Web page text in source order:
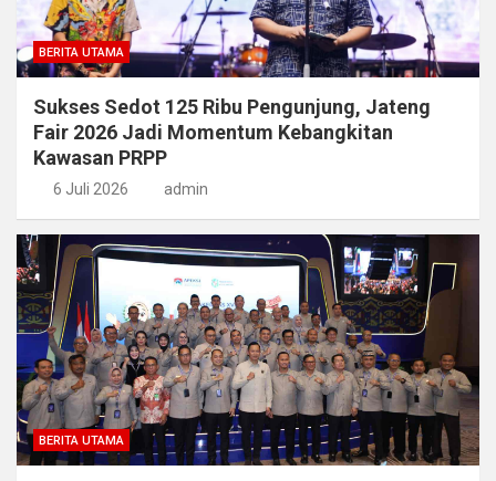
BERITA UTAMA
Sukses Sedot 125 Ribu Pengunjung, Jateng
Fair 2026 Jadi Momentum Kebangkitan
Kawasan PRPP
6 Juli 2026 admin
BERITA UTAMA